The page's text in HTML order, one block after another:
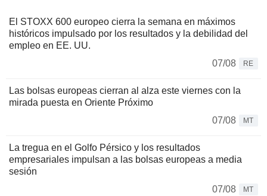
El STOXX 600 europeo cierra la semana en máximos
históricos impulsado por los resultados y la debilidad del
empleo en EE. UU.
07/08
RE
Las bolsas europeas cierran al alza este viernes con la
mirada puesta en Oriente Próximo
07/08
MT
La tregua en el Golfo Pérsico y los resultados
empresariales impulsan a las bolsas europeas a media
sesión
07/08
MT